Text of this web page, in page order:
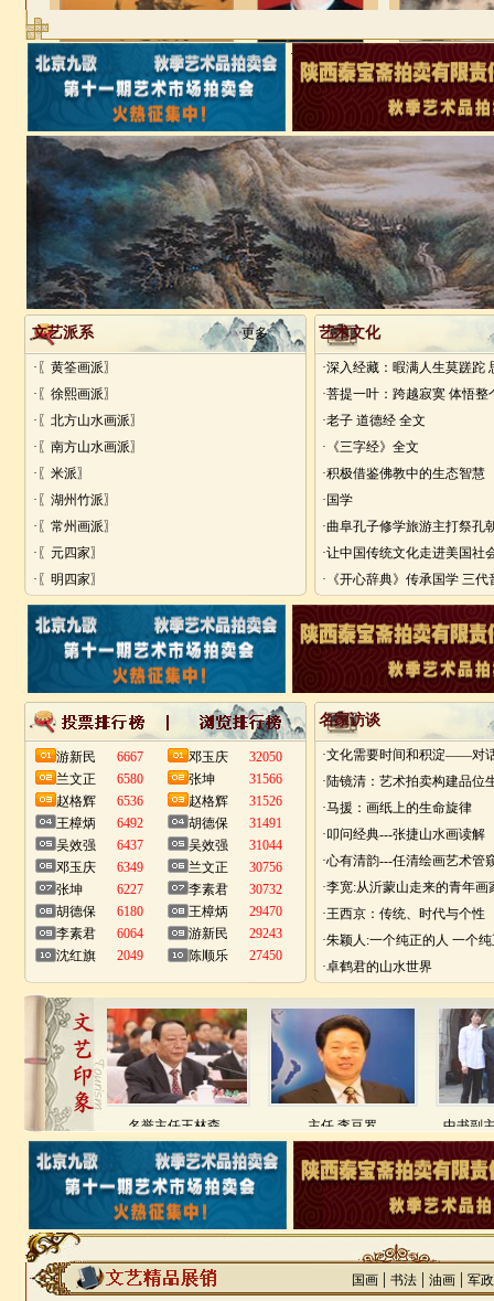
浏览次数：30756
支持票数：6580
支持票数：6492
赵格辉
浏览次数：31526
支持票数：6536
春
浏览次数：
支持票数：6180
贺词 张坤
浏览次数：31566
笔底
浏览次数：
节节高 兰文正
浏览次数：30756
支持票数：6580
浏览次数：
支持票数：6492
文艺派系 更多
·〖黄筌画派〗
·〖徐熙画派〗
·〖北方山水画派〗
·〖南方山水画派〗
·〖米派〗
·〖湖州竹派〗
·〖常州画派〗
·〖元四家〗
·〖明四家〗
艺术文化
·深入经藏：暇满人生莫蹉跎
·菩提一叶：跨越寂寞 体悟整
·老子 道德经 全文
·《三字经》全文
·积极借鉴佛教中的生态智慧
·国学
·让中国传统文化走进美国社
游新民
6667
兰文正
6580
赵格辉
6536
王樟炳
6492
吴效强
6437
邓玉庆
6349
张坤
6227
胡德保
6180
李素君
6064
沈红旗
2049
邓玉庆
32050
张坤
31566
赵格辉
31526
胡德保
31491
吴效强
31044
兰文正
30756
李素君
30732
王樟炳
29470
游新民
29243
陈顺乐
27450
名家访谈
·陆镜清：艺术拍卖构建品位
·马援：画纸上的生命旋律
·叩问经典---张捷山水画读解
·心有清韵---任清绘画艺术管
·李宽:从沂蒙山走来的青年画
·王西京：传统、时代与个性
·朱颖人:一个纯正的人 一个
·卓鹤君的山水世界
名誉主任王林森 主任 李豆罗 中书副主席大
国画 |书法 |油画 |军